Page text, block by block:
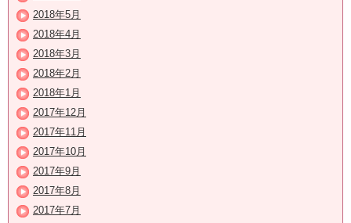
2018年5月
2018年4月
2018年3月
2018年2月
2018年1月
2017年12月
2017年11月
2017年10月
2017年9月
2017年8月
2017年7月